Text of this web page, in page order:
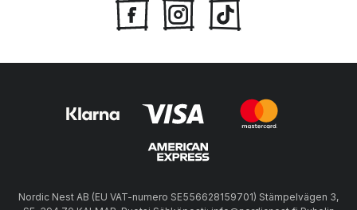
Nordic Nest AB (EU VAT-numero SE556628159701) Stämpelvägen 3,